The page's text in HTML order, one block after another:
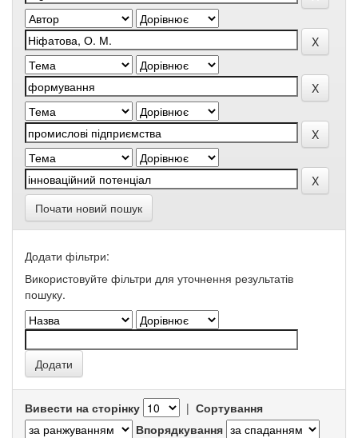
Почати новий пошук
Додати фільтри:
Використовуйте фільтри для уточнення результатів
пошуку.
Вивести на сторінку | Сортування
Впорядкування